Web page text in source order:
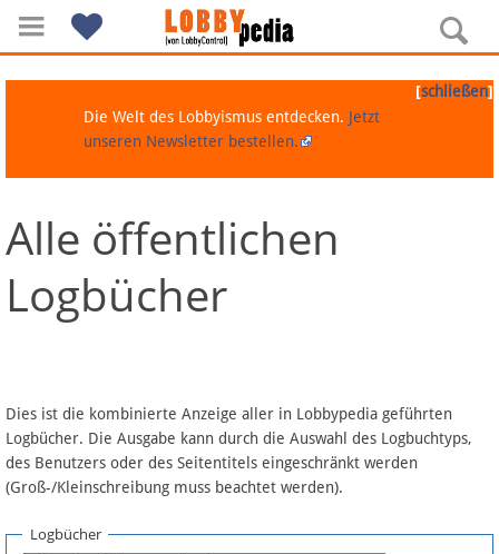
Navigation
Über Lobbypedia
Artikel nach Kategorien
FAQ
[schließen]
Die Welt des Lobbyismus entdecken. Jetzt
unseren Newsletter bestellen.
Alle öffentlichen
Logbücher
Dies ist die kombinierte Anzeige aller in Lobbypedia geführten
Logbücher. Die Ausgabe kann durch die Auswahl des Logbuchtyps,
des Benutzers oder des Seitentitels eingeschränkt werden
(Groß-/Kleinschreibung muss beachtet werden).
Logbücher